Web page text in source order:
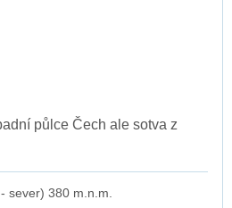
půlce Čech ale sotva z
sever) 380 m.n.m.